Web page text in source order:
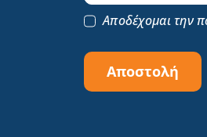
Αποδέχομαι την
Αποστολή